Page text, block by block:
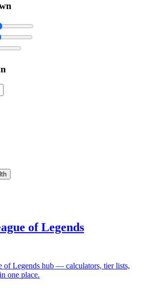
of Legends
of Legends hub — calculators, tier lists,
one place.